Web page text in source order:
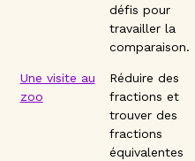
défis pour
travailler la
comparaison.
Une visite au
zoo
Réduire des
fractions et
trouver des
fractions
équivalentes